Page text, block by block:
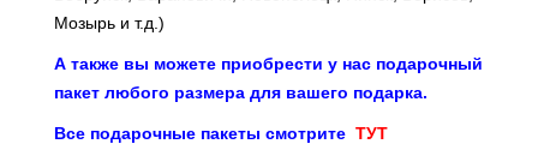
Мозырь и т.д.)
А также вы можете приобрести у нас подарочный
пакет любого размера для вашего подарка.
Все подарочные пакеты смотрите ТУТ